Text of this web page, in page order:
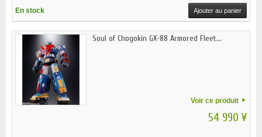
En stock Ajouter au panier
Soul of Chogokin GX-88 Armored Fleet...
Voir ce produit
54 990 ¥